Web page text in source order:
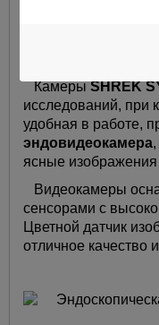
КамерыSHREK
исследований, при
удобная в работе,
эндовидеокамера
ясные
Видеокамеры
сенсорами с
Цветной датчик
отличное качество